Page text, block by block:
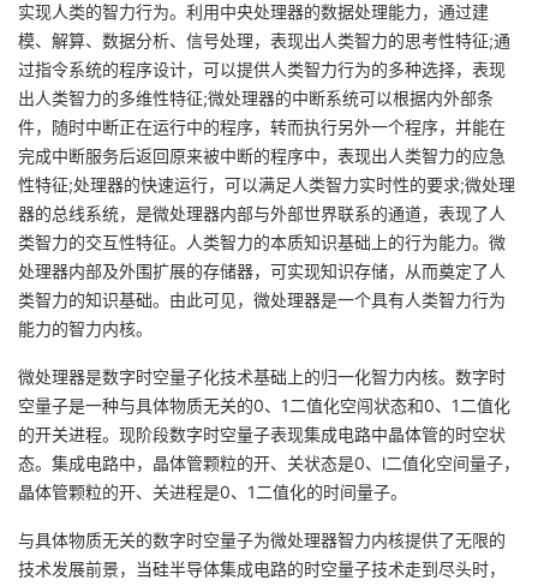
我
的
课
程
我
的
认
证
我
的
实
验
我
的
收
藏
的
技
术
支
持
我
的
云
声
建
议
实现人类的智力行为。利用中央处理器的数据处理能力，通过建
模、解算、数据分析、信号处理，表现出人类智力的思考性特征;通
过指令系统的程序设计，可以提供人类智力行为的多种选择，表现
出人类智力的多维性特征;微处理器的中断系统可以根据内外部条
件，随时中断正在运行中的程序，转而执行另外一个程序，并能在
完成中断服务后返回原来被中断的程序中，表现出人类智力的应急
性特征;处理器的快速运行，可以满足人类智力实时性的要求;微处理
器的总线系统，是微处理器内部与外部世界联系的通道，表现了人
类智力的交互性特征。人类智力的本质知识基础上的行为能力。微
处理器内部及外围扩展的存储器，可实现知识存储，从而奠定了人
类智力的知识基础。由此可见，微处理器是一个具有人类智力行为
能力的智力内核。
微处理器是数字时空量子化技术基础上的归一化智力内核。数字时
空量子是一种与具体物质无关的0、1二值化空闯状态和0、1二值化
的开关进程。现阶段数字时空量子表现集成电路中晶体管的时空状
态。集成电路中，晶体管颗粒的开、关状态是0、l二值化空间量子，
晶体管颗粒的开、关进程是0、1二值化的时间量子。
与具体物质无关的数字时空量子为微处理器智力内核提供了无限的
技术发展前景，当硅半导体集成电路的时空量子技术走到尽头时，